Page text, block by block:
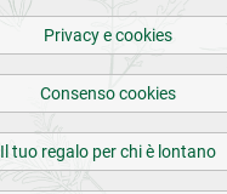
Privacy e cookies
Consenso cookies
Il tuo regalo per chi è lontano